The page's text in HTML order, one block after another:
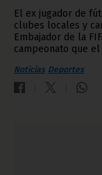
El ex jugador de
clubes locales y
Embajador de la
campeonato que
Noticias Deportes